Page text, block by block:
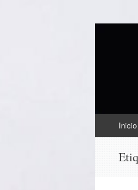
al
Inicio